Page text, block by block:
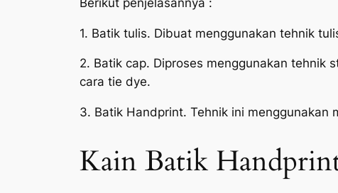
1. Batik tulis. Dibuat menggunakan tehnik
2. Batik cap. Diproses menggunakan tehnik
cara tie dye.
3. Batik Handprint. Tehnik ini menggunakan
Kain Batik